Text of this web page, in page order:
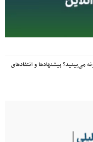
می‌بینید؟ پیشنهادها و انتقادهای